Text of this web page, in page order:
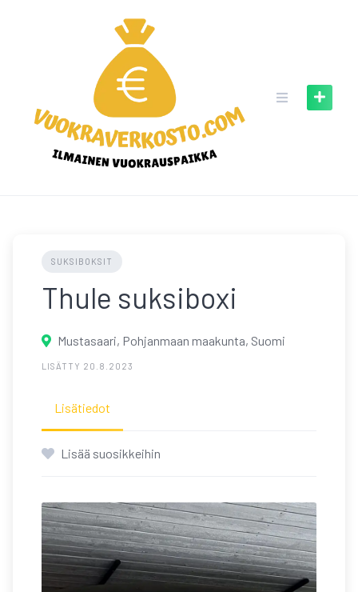
SUKSIBOKSIT
Thule suksiboxi
Mustasaari, Pohjanmaan maakunta, Suomi
LISÄTTY 20.8.2023
Lisätiedot
Lisää suosikkeihin